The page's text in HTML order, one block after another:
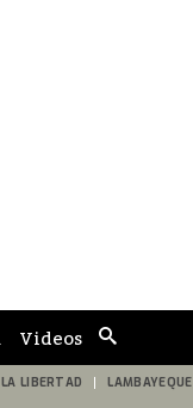
de
búsqueda
Videos
LA LIBERTAD LAMBAYEQUE